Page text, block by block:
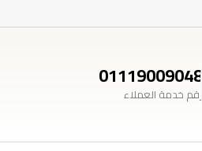
01119009048
رقم خدمة العملاء